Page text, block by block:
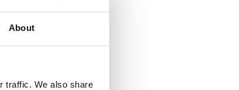
About
traffic. We also share